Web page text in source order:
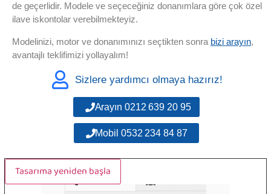
de geçerlidir. Modele ve seçeceğiniz donanımlara göre çok özel
ilave iskontolar verebilmekteyiz.
Modelinizi, motor ve donanımınızı seçtikten sonra bizi arayın,
avantajlı teklifimizi yollayalım!
Sizlere yardımcı olmaya hazırız!
Arayın 0212 639 20 95
Mobil 0532 234 84 87